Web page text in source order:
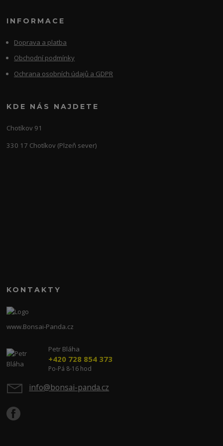
INFORMACE
Doprava a platba
Obchodní podmínky
Ochrana osobních údajů a GDPR
KDE NÁS NAJDETE
Chotíkov 91
330 17 Chotíkov (Plzeň sever)
KONTAKTY
www.Bonsai-Panda.cz
Petr Bláha
+420 728 854 373
Po-Pá 8-16 hod
info@bonsai-panda.cz